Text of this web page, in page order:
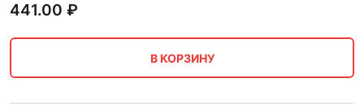
441.00 ₽
В КОРЗИНУ